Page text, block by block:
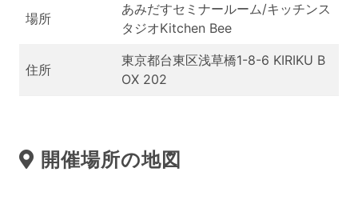
場所
あみだすセミナールーム/キッチンス
タジオKitchen Bee
住所
東京都台東区浅草橋1-8-6 KIRIKU B
OX 202
開催場所の地図